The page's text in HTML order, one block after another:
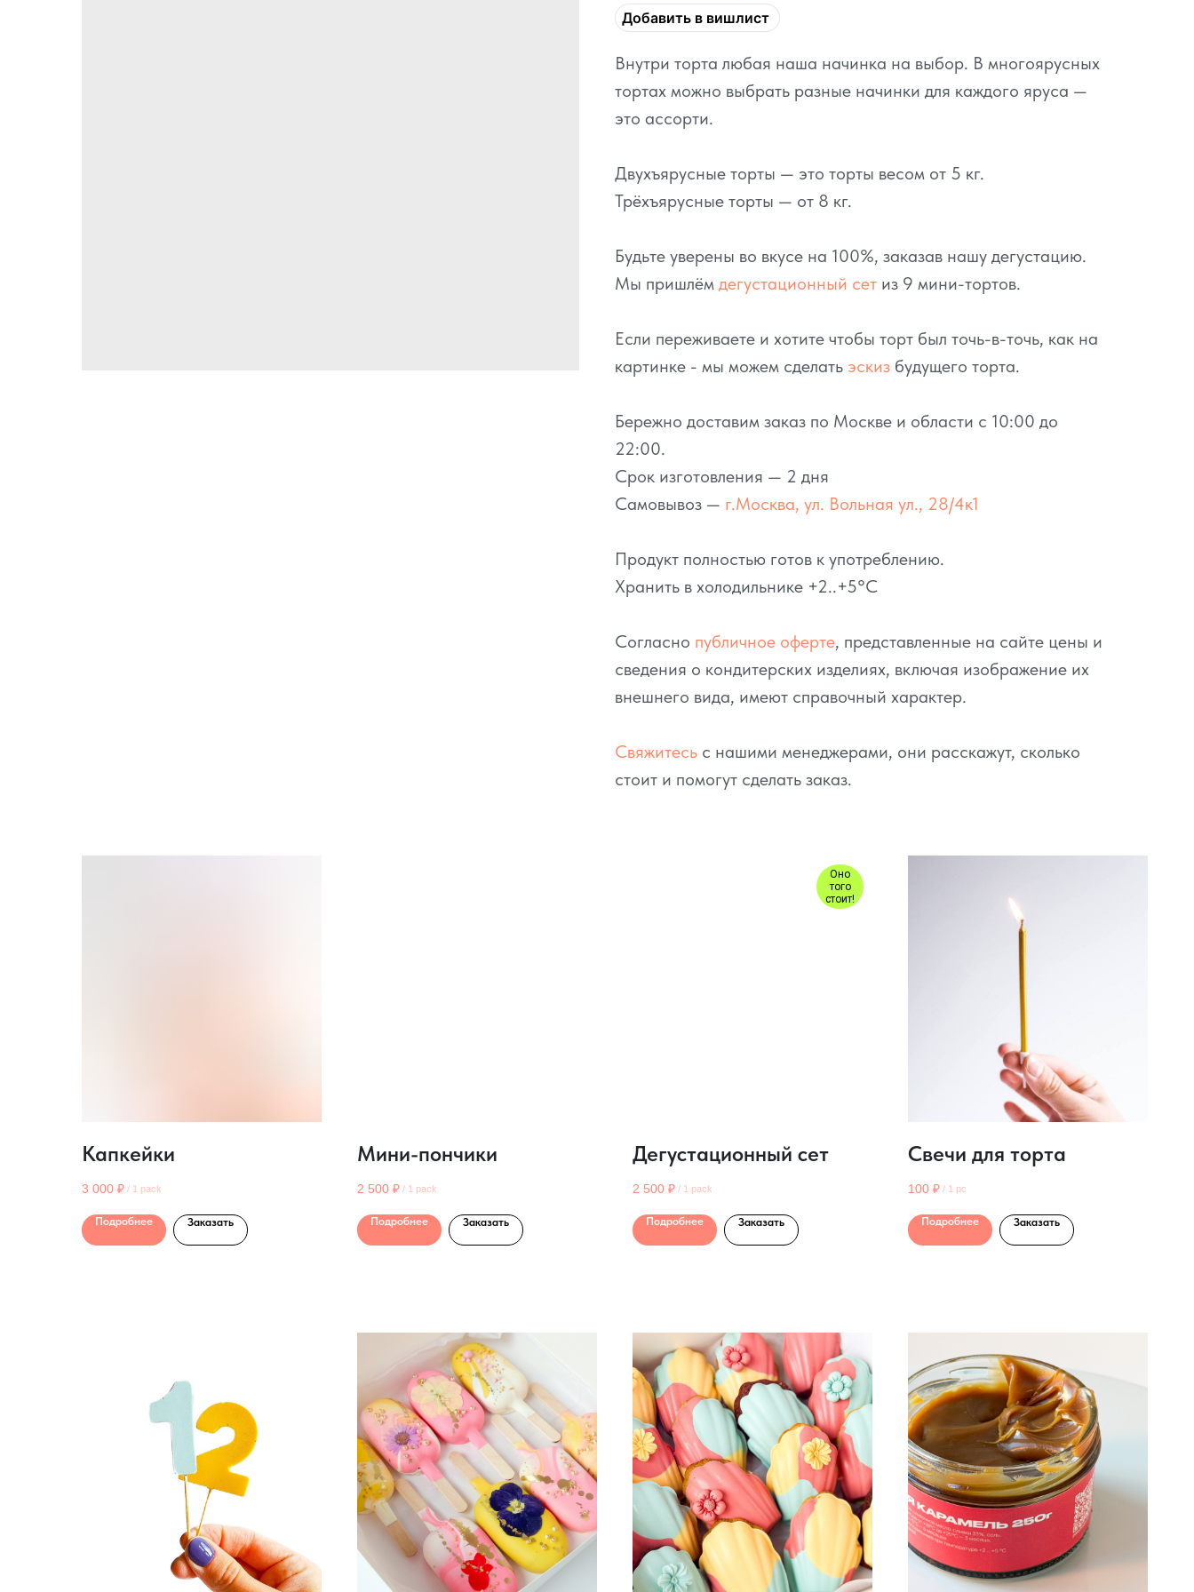
Добавить в вишлист
Внутри торта любая наша начинка на выбор. В многоярусных
тортах можно выбрать разные начинки для каждого яруса —
это ассорти.
Двухъярусные торты — это торты весом от 5 кг.
Трёхъярусные торты — от 8 кг.
Будьте уверены во вкусе на 100%, заказав нашу дегустацию.
Мы пришлём дегустационный сет из 9 мини-тортов.
Если переживаете и хотите чтобы торт был точь-в-точь, как на
картинке - мы можем сделать эскиз будущего торта.
Бережно доставим заказ по Москве и области с 10:00 до
22:00.
Срок изготовления — 2 дня
Самовывоз — г.Москва, ул. Вольная ул., 28/4к1
Продукт полностью готов к употреблению.
Хранить в холодильнике +2..+5°C
Согласно публичное оферте, представленные на сайте цены и
сведения о кондитерских изделиях, включая изображение их
внешнего вида, имеют справочный характер.
Свяжитесь с нашими менеджерами, они расскажут, сколько
стоит и помогут сделать заказ.
Капкейки
3 000 ₽ / 1 pack
Подробнее Заказать
Мини-пончики
2 500 ₽ / 1 pack
Подробнее Заказать
Оно
того
стоит!
Дегустационный сет
2 500 ₽ / 1 pack
Подробнее Заказать
Свечи для торта
100 ₽ / 1 pc
Подробнее Заказать